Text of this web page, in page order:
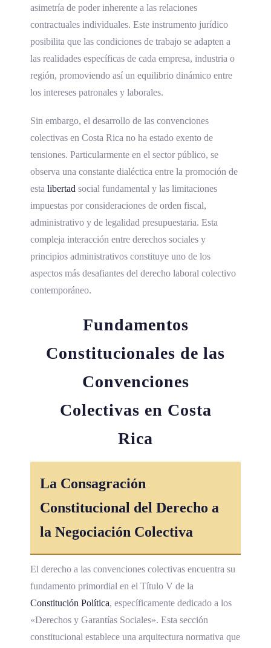
asimetría de poder inherente a las relaciones
contractuales individuales. Este instrumento jurídico
posibilita que las condiciones de trabajo se adapten a
las realidades específicas de cada empresa, industria o
región, promoviendo así un equilibrio dinámico entre
los intereses patronales y laborales.
Sin embargo, el desarrollo de las convenciones
colectivas en Costa Rica no ha estado exento de
tensiones. Particularmente en el sector público, se
observa una constante dialéctica entre la promoción de
esta libertad social fundamental y las limitaciones
impuestas por consideraciones de orden fiscal,
administrativo y de legalidad presupuestaria. Esta
compleja interacción entre derechos sociales y
principios administrativos constituye uno de los
aspectos más desafiantes del derecho laboral colectivo
contemporáneo.
Fundamentos
Constitucionales de las
Convenciones
Colectivas en Costa
Rica
La Consagración
Constitucional del Derecho a
la Negociación Colectiva
El derecho a las convenciones colectivas encuentra su
fundamento primordial en el Título V de la
Constitución Política, específicamente dedicado a los
«Derechos y Garantías Sociales». Esta sección
constitucional establece una arquitectura normativa que